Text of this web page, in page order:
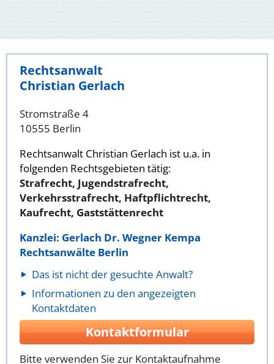
Rechtsanwalt
Christian Gerlach
Stromstraße 4
10555 Berlin
Rechtsanwalt Christian Gerlach ist u.a. in
folgenden Rechtsgebieten tätig:
Strafrecht, Jugendstrafrecht,
Verkehrsstrafrecht, Haftpflichtrecht,
Kaufrecht, Gaststättenrecht
Kanzlei: Gerlach Dr. Wegner Kempa
Rechtsanwälte Berlin
Das ist nicht der gesuchte Anwalt?
Informationen zu den angezeigten
Kontaktdaten
Kontaktformular
Bitte verwenden Sie zur Kontaktaufnahme